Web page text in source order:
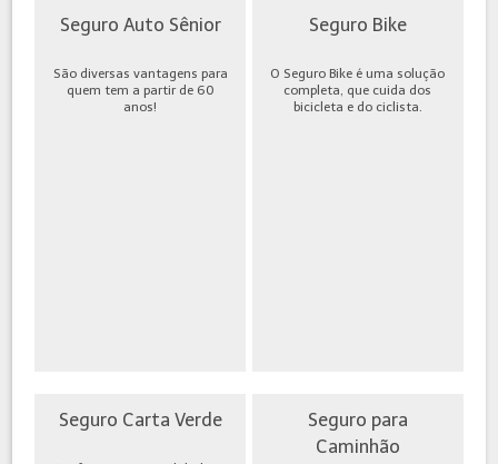
Seguro Auto Sênior
São diversas vantagens para
quem tem a partir de 60
anos!
Seguro Bike
O Seguro Bike é uma solução
completa, que cuida dos
bicicleta e do ciclista.
Seguro Carta Verde
Seguro para
Caminhão